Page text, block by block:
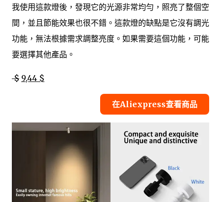
我使用這款燈後，發現它的光源非常均勻，照亮了整個空
間，並且節能效果也很不錯。這款燈的缺點是它沒有調光
功能，無法根據需求調整亮度。如果需要這個功能，可能
要選擇其他產品。
$ 9,44 $
在Aliexpress查看商品